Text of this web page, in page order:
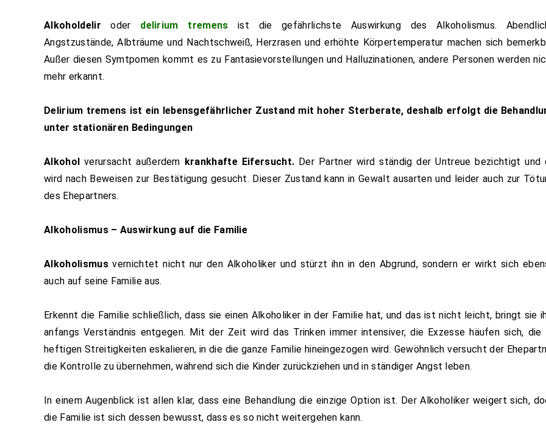
Alkoholdelir oder delirium tremens ist die gefährlichste Auswirkung des Alkoholismus.
Angstzustände, Albträume und Nachtschweiß, Herzrasen und erhöhte Körpertemperatur machen sich
Außer diesen Symtpomen kommt es zu Fantasievorstellungen und Halluzinationen, andere Personen werden
mehr erkannt.
Delirium tremens ist ein lebensgefährlicher Zustand mit hoher Sterberate, deshalb erfolgt die
unter stationären Bedingungen
Alkohol verursacht außerdem krankhafte Eifersucht. Der Partner wird ständig der Untreue bezichtigt und
wird nach Beweisen zur Bestätigung gesucht. Dieser Zustand kann in Gewalt ausarten und leider auch zur
des Ehepartners.
Alkoholismus – Auswirkung auf die Familie
Alkoholismusvernichtet nicht nur den Alkoholiker und stürzt ihn in den Abgrund, sondern er wirkt sich
auch auf seine Familie aus.
Erkennt die Familie schließlich, dass sie einen Alkoholiker in der Familie hat, und das ist nicht leicht, bringt sie
anfangs Verständnis entgegen. Mit der Zeit wird das Trinken immer intensiver, die Exzesse häufen sich, die
heftigen Streitigkeiten eskalieren, in die die ganze Familie hineingezogen wird. Gewöhnlich versucht der
die Kontrolle zu übernehmen, während sich die Kinder zurückziehen und in ständiger Angst leben.
In einem Augenblick ist allen klar, dass eine Behandlung die einzige Option ist. Der Alkoholiker weigert sich,
die Familie ist sich dessen bewusst, dass es so nicht weitergehen kann.